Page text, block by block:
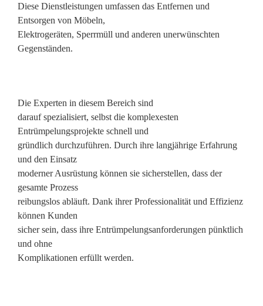
Diese Dienstleistungen umfassen das Entfernen und
Entsorgen von Möbeln,
Elektrogeräten, Sperrmüll und anderen unerwünschten
Gegenständen.
Die Experten in diesem Bereich sind
darauf spezialisiert, selbst die komplexesten
Entrümpelungsprojekte schnell und
gründlich durchzuführen. Durch ihre langjährige Erfahrung
und den Einsatz
moderner Ausrüstung können sie sicherstellen, dass der
gesamte Prozess
reibungslos abläuft. Dank ihrer Professionalität und Effizienz
können Kunden
sicher sein, dass ihre Entrümpelungsanforderungen pünktlich
und ohne
Komplikationen erfüllt werden.